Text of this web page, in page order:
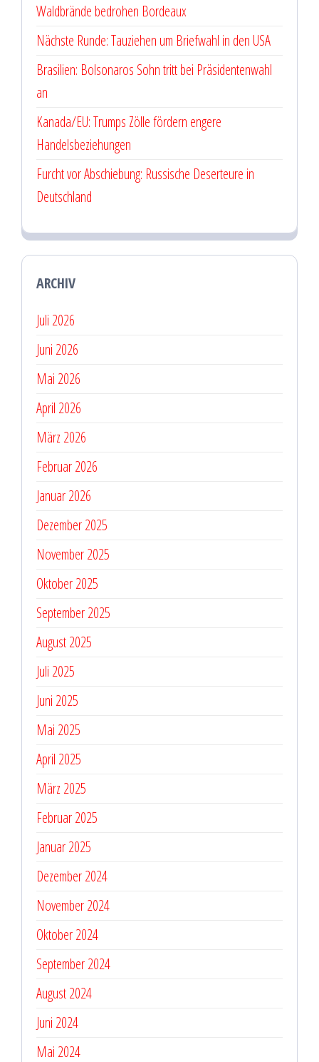
Waldbrände bedrohen Bordeaux
Nächste Runde: Tauziehen um Briefwahl in den USA
Brasilien: Bolsonaros Sohn tritt bei Präsidentenwahl
an
Kanada/EU: Trumps Zölle fördern engere
Handelsbeziehungen
Furcht vor Abschiebung: Russische Deserteure in
Deutschland
ARCHIV
Juli 2026
Juni 2026
Mai 2026
April 2026
März 2026
Februar 2026
Januar 2026
Dezember 2025
November 2025
Oktober 2025
September 2025
August 2025
Juli 2025
Juni 2025
Mai 2025
April 2025
März 2025
Februar 2025
Januar 2025
Dezember 2024
November 2024
Oktober 2024
September 2024
August 2024
Juni 2024
Mai 2024